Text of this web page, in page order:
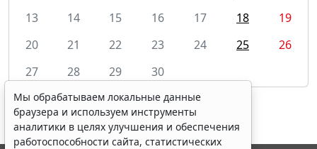
13
14 15 16 17 18
19
20
21 22 23 24 25
26
27
28 29 30
Мы обрабатываем локальные данные
браузера и используем инструменты
аналитики в целях улучшения и обеспечения
работоспособности сайта, статистических